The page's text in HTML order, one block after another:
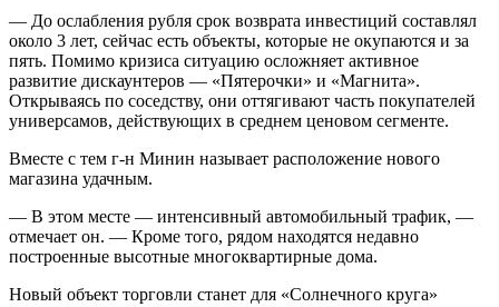
— До ослабления рубля срок возврата инвестиций составлял
около 3 лет, сейчас есть объекты, которые не окупаются и за
пять. Помимо кризиса ситуацию осложняет активное
развитие дискаунтеров — «Пятерочки» и «Магнита».
Открываясь по соседству, они оттягивают часть покупателей
универсамов, действующих в среднем ценовом сегменте.
Вместе с тем г-н Минин называет расположение нового
магазина удачным.
— В этом месте — интенсивный автомобильный трафик, —
отмечает он. — Кроме того, рядом находятся недавно
построенные высотные многоквартирные дома.
Новый объект торговли станет для «Солнечного круга»